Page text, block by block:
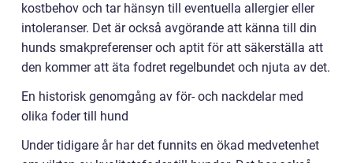
kostbehov och tar hänsyn till eventuella allergier eller
intoleranser. Det är också avgörande att känna till din
hunds smakpreferenser och aptit för att säkerställa att
den kommer att äta fodret regelbundet och njuta av det.
En historisk genomgång av för- och nackdelar med
olika foder till hund
Under tidigare år har det funnits en ökad medvetenhet